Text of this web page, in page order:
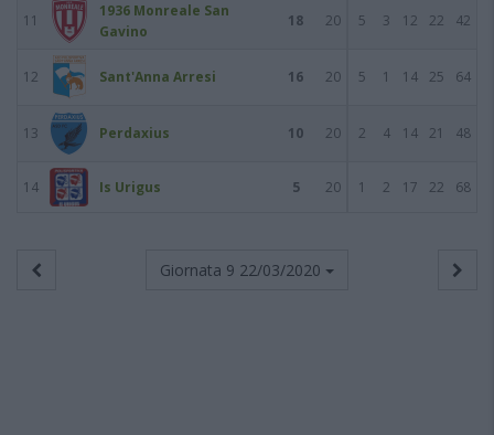
11
1936 Monreale San
Gavino
18 20 5 3 12 22 42
12 Sant'Anna Arresi 16 20 5 1 14 25 64
13 Perdaxius 10 20 2 4 14 21 48
14 Is Urigus 5 20 1 2 17 22 68
Giornata 9 22/03/2020